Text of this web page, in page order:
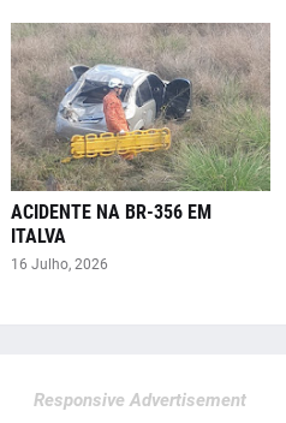
ACIDENTE NA BR-356 EM
ITALVA
16 Julho, 2026
Responsive Advertisement